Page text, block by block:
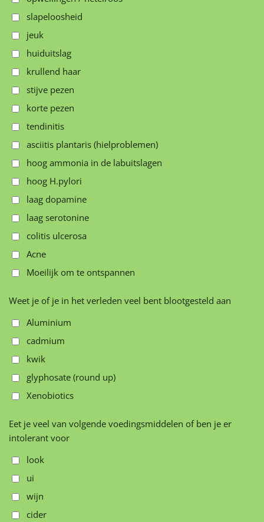
slapeloosheid
jeuk
huiduitslag
krullend haar
stijve pezen
korte pezen
tendinitis
asciitis plantaris (hielproblemen)
hoog ammonia in de labuitslagen
hoog H.pylori
laag dopamine
laag serotonine
colitis ulcerosa
Acne
Moeilijk om te ontspannen
Weet je of je in het verleden veel bent blootgesteld aan
Aluminium
cadmium
kwik
glyphosate (round up)
Xenobiotics
Eet je veel van volgende voedingsmiddelen of ben je er
intolerant voor
look
ui
wijn
cider